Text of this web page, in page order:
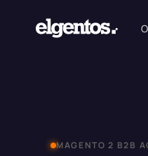
MAGENTO 2 B2B